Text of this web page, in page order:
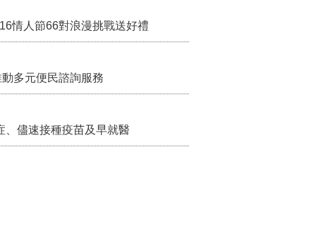
情人節66對浪漫挑戰送好禮
多元便民諮詢服務
、儘速接種疫苗及早就醫